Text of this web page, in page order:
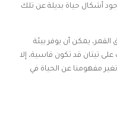
أشكال حياة بديلة عن تلك
يمكن أن يوفر بيئة
تيتان قد تكون قاسية، إلا
مفهومنا عن الحياة في